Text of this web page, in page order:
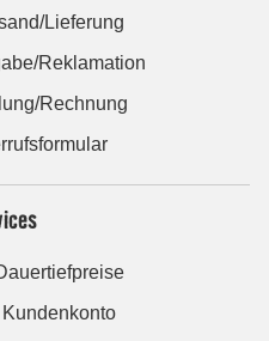
Lieferung
Reklamation
Rechnung